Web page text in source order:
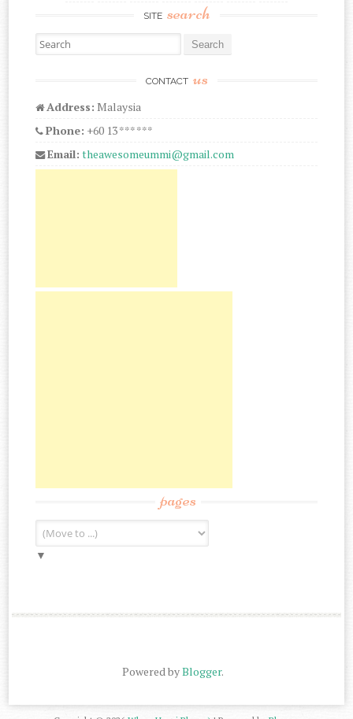
SITE search
Search for:
CONTACT us
Address: Malaysia
Phone: +60 13 *** ***
Email: theawesomeummi@gmail.com
pages
▼
Powered byBlogger.